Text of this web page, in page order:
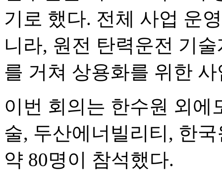
기로 했다. 전체 사업 운
니라, 원전 탄력운전 기
를 거쳐 상용화를 위한
이번 회의는 한수원 외
술, 두산에너빌리티, 한
약 80명이 참석했다.